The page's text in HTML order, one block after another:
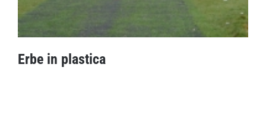
Erbe in plastica